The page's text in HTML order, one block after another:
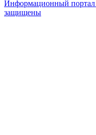
Информационный портал
защищены